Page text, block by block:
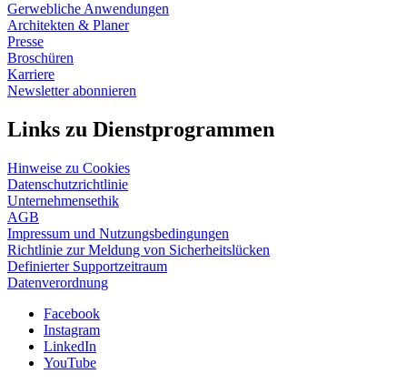
Gerwebliche Anwendungen
Architekten & Planer
Presse
Broschüren
Karriere
Newsletter abonnieren
Links zu Dienstprogrammen
Hinweise zu Cookies
Datenschutzrichtlinie
Unternehmensethik
AGB
Impressum und Nutzungsbedingungen
Richtlinie zur Meldung von Sicherheitslücken
Definierter Supportzeitraum
Datenverordnung
Facebook
Instagram
LinkedIn
YouTube